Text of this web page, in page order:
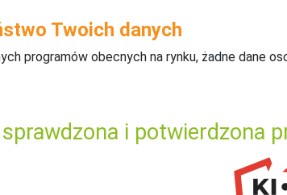
Twoich danych
programów obecnych na rynku, żadne dane
i potwierdzona